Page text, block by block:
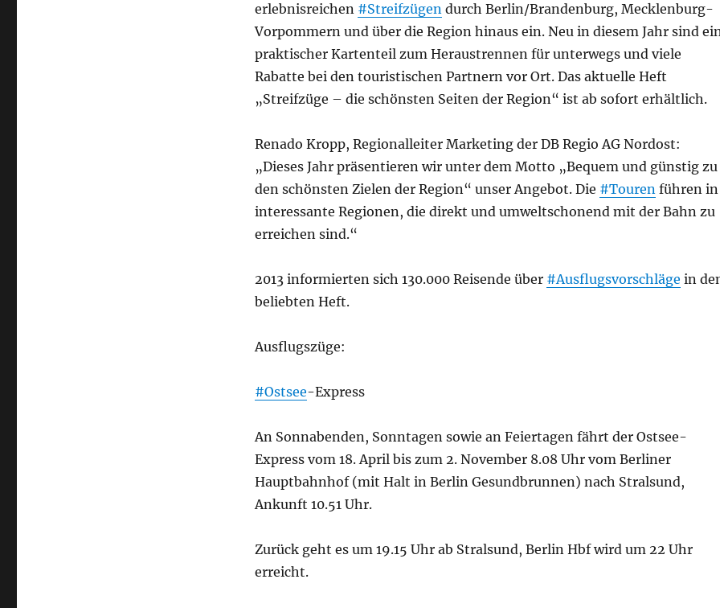
erlebnisreichen #Streifzügendurch Berlin/Brandenburg, Mecklenburg-
Vorpommern und über die Region hinaus ein. Neu in diesem Jahr sind
praktischer Kartenteil zum Heraustrennen für unterwegs und viele
Rabatte bei den touristischen Partnern vor Ort. Das aktuelle Heft
„Streifzüge – die schönsten Seiten der Region“ ist ab sofort erhältlich.
Renado Kropp, Regionalleiter Marketing der DB Regio AG Nordost:
„Dieses Jahr präsentieren wir unter dem Motto „Bequem und günstig zu
den schönsten Zielen der Region“ unser Angebot. Die #Tourenführen in
interessante Regionen, die direkt und umweltschonend mit der Bahn zu
erreichen sind.“
2013 informierten sich 130.000 Reisende über #Ausflugsvorschläge in
beliebten Heft.
Ausflugszüge:
#Ostsee-Express
An Sonnabenden, Sonntagen sowie an Feiertagen fährt der Ostsee-
Express vom 18. April bis zum 2. November 8.08 Uhr vom Berliner
Hauptbahnhof (mit Halt in Berlin Gesundbrunnen) nach Stralsund,
Ankunft 10.51 Uhr.
Zurück geht es um 19.15 Uhr ab Stralsund, Berlin Hbf wird um 22 Uhr
erreicht.